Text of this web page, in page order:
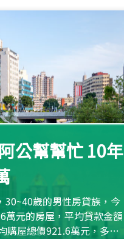
公幫幫忙 10年
30~40歲的男性房貸族，今
萬元的房屋，平均貸款金額
購屋總價921.6萬元，多出